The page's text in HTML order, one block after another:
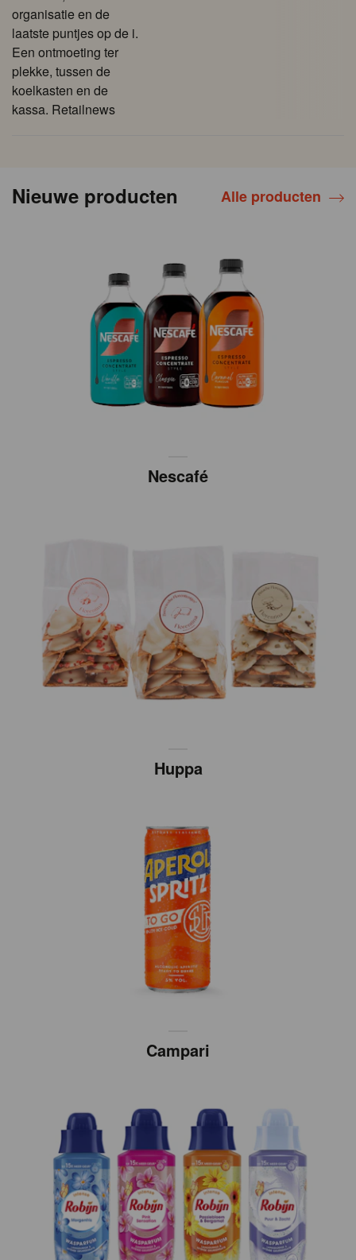
organisatie en de
laatste puntjes op de i.
Een ontmoeting ter
plekke, tussen de
koelkasten en de
kassa. Retailnews
Nieuwe producten Alle producten
Nescafé
Huppa
Campari